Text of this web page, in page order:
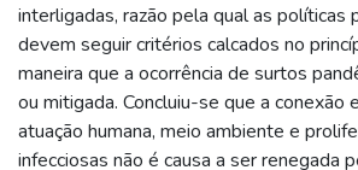
interligadas, razão pela qual as políticas
devem seguir critérios calcados no
maneira que a ocorrência de surtos
ou mitigada. Concluiu-se que a conexão
atuação humana, meio ambiente e
infecciosas não é causa a ser renegada